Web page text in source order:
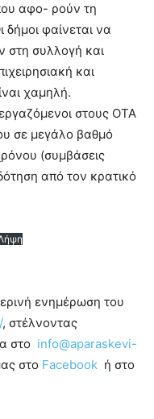
αφο- ρούν τη
δήμοι φαίνεται να
στη συλλογή και
και
χαμηλή.
στους ΟΤΑ
σε μεγάλο βαθμό
(συμβάσεις
από τον κρατικό
ενημέρωση του
, στέλνοντας
στο info@aparaskevi-
στο Facebook ή στο